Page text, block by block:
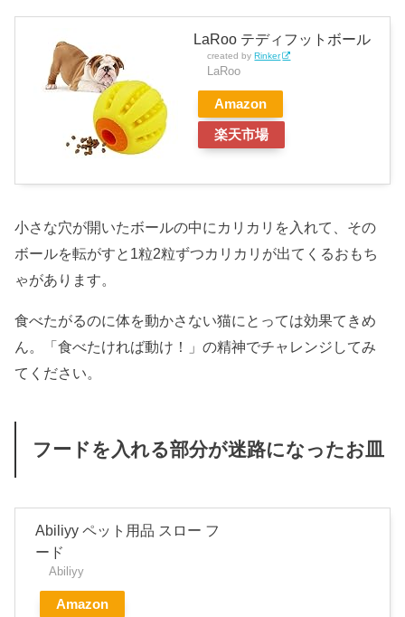
LaRoo テディフットボール
created byRinker
LaRoo
Amazon
楽天市場
小さな穴が開いたボールの中にカリカリを入れて、その
ボールを転がすと1粒2粒ずつカリカリが出てくるおもち
ゃがあります。
食べたがるのに体を動かさない猫にとっては効果てきめ
ん。「食べたければ動け！」の精神でチャレンジしてみ
てください。
フードを入れる部分が迷路になったお皿
Abiliyy ペット用品 スロー フ
ード
Abiliyy
Amazon